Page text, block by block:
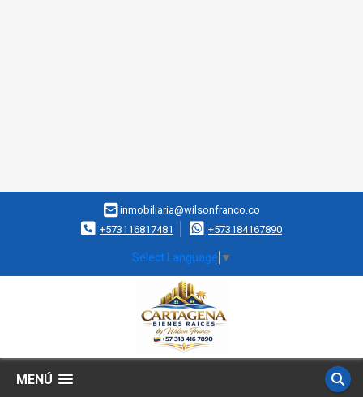
inmobiliaria@wilsonfranco.co
+573116817481
+573184167890
Select Language ▼
MENÚ